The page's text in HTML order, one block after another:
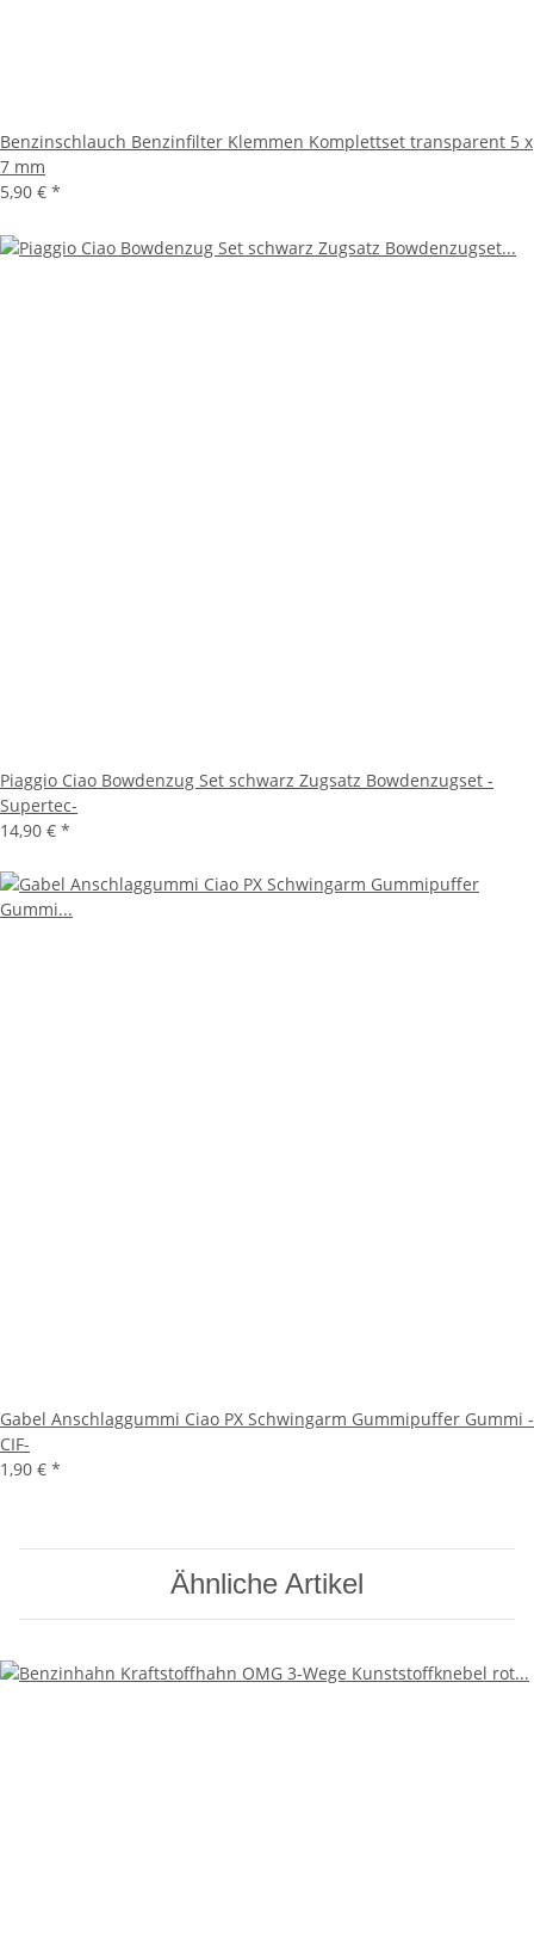
Benzinschlauch Benzinfilter Klemmen Komplettset transparent 5 x
7 mm
5,90 € *
Piaggio Ciao Bowdenzug Set schwarz Zugsatz Bowdenzugset -
Supertec-
14,90 € *
Gabel Anschlaggummi Ciao PX Schwingarm Gummipuffer Gummi -
CIF-
1,90 € *
Ähnliche Artikel